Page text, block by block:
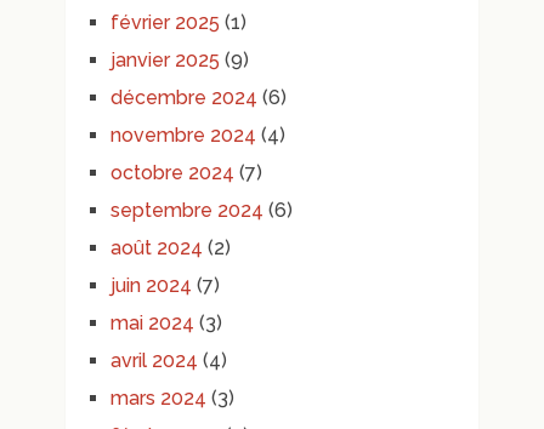
février 2025 (1)
janvier 2025 (9)
décembre 2024 (6)
novembre 2024 (4)
octobre 2024 (7)
septembre 2024 (6)
août 2024 (2)
juin 2024 (7)
mai 2024 (3)
avril 2024 (4)
mars 2024 (3)